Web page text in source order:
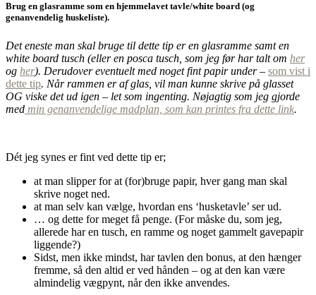
Brug en glasramme som en hjemmelavet tavle/white board (og
genanvendelig huskeliste).
Det eneste man skal bruge til dette tip er en glasramme samt en
white board tusch (eller en posca tusch, som jeg før har talt om her
og her). Derudover eventuelt med noget fint papir under – som vist i
dette tip. Når rammen er af glas, vil man kunne skrive på glasset
OG viske det ud igen – let som ingenting. Nøjagtig som jeg gjorde
med min genanvendelige madplan, som kan printes fra dette link.
Dét jeg synes er fint ved dette tip er;
at man slipper for at (for)bruge papir, hver gang man skal
skrive noget ned.
at man selv kan vælge, hvordan ens ‘husketavle’ ser ud.
… og dette for meget få penge. (For måske du, som jeg,
allerede har en tusch, en ramme og noget gammelt gavepapir
liggende?)
Sidst, men ikke mindst, har tavlen den bonus, at den hænger
fremme, så den altid er ved hånden – og at den kan være
almindelig vægpynt, når den ikke anvendes.